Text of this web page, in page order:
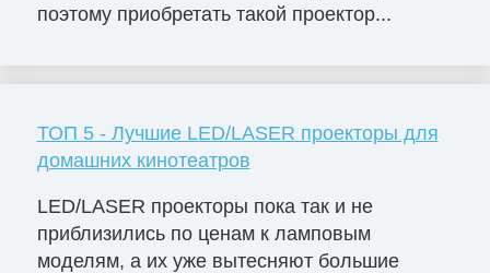
поэтому приобретать такой проектор...
ТОП 5 - Лучшие LED/LASER проекторы для
домашних кинотеатров
LED/LASER проекторы пока так и не
приблизились по ценам к ламповым
моделям, а их уже вытесняют большие